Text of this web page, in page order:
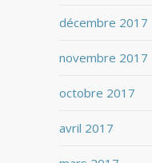
décembre 2017
novembre 2017
octobre 2017
avril 2017